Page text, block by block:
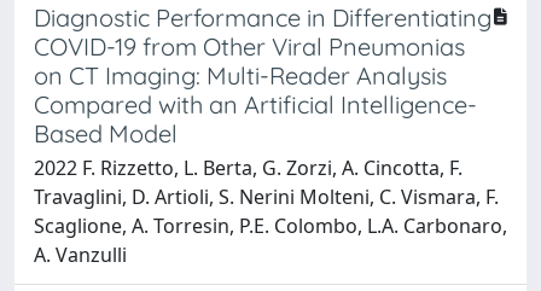
Diagnostic Performance in Differentiating
COVID-19 from Other Viral Pneumonias
on CT Imaging: Multi-Reader Analysis
Compared with an Artificial Intelligence-
Based Model
2022 F. Rizzetto, L. Berta, G. Zorzi, A. Cincotta, F.
Travaglini, D. Artioli, S. Nerini Molteni, C. Vismara, F.
Scaglione, A. Torresin, P.E. Colombo, L.A. Carbonaro,
A. Vanzulli